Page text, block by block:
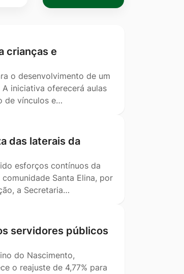
crianças e
o desenvolvimento de um
iniciativa oferecerá aulas
de vínculos e…
das laterais da
esforços contínuos da
Santa Elina, por
a Secretaria…
servidores públicos
do Nascimento,
o reajuste de 4,77% para